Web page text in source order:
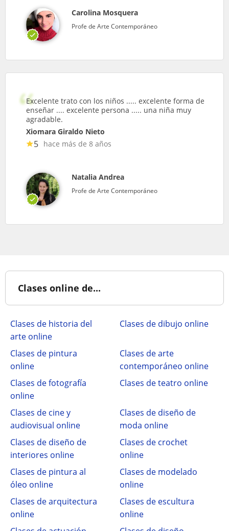
Carolina Mosquera
Profe de Arte Contemporáneo
Excelente trato con los niños ..... excelente forma de
enseñar .... excelente persona ..... una niña muy
agradable.
Xiomara Giraldo Nieto
5 hace más de 8 años
Natalia Andrea
Profe de Arte Contemporáneo
Clases online de...
Clases de historia del
arte online
Clases de dibujo online
Clases de pintura
online
Clases de arte
contemporáneo online
Clases de fotografía
online
Clases de teatro online
Clases de cine y
audiovisual online
Clases de diseño de
moda online
Clases de diseño de
interiores online
Clases de crochet
online
Clases de pintura al
óleo online
Clases de modelado
online
Clases de arquitectura
online
Clases de escultura
online